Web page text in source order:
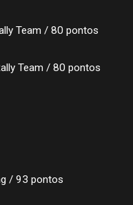
Team / 80 pontos
Team / 80 pontos
/ 93 pontos